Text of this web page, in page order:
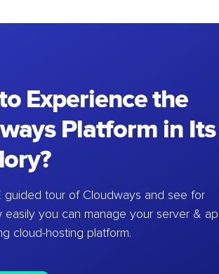
Experience the
Platform in Its
guided tour of Cloudways and see for
easily you can manage your server &
cloud-hosting platform.